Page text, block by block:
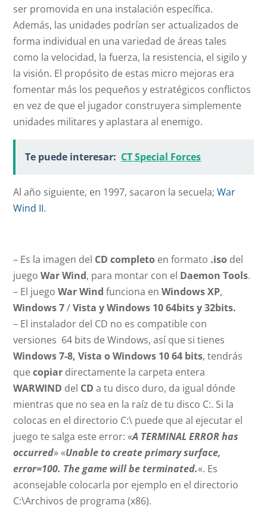
ser promovida en una instalación específica.
Además, las unidades podrían ser actualizados de
forma individual en una variedad de áreas tales
como la velocidad, la fuerza, la resistencia, el sigilo y
la visión. El propósito de estas micro mejoras era
fomentar más los pequeños y estratégicos conflictos
en vez de que el jugador construyera simplemente
unidades militares y aplastara al enemigo.
Te puede interesar: CT Special Forces
Al año siguiente, en 1997, sacaron la secuela;War
Wind II.
– Es la imagen del CD completo en formato .iso del
juegoWar Wind, para montar con el Daemon Tools.
– El juegoWar Wind funciona enWindows XP,
Windows 7/Vista y Windows 10 64bits y 32bits.
– El instalador del CD no es compatible con
versiones 64 bits de Windows, así que si tienes
Windows 7-8, Vista o Windows 10 64 bits, tendrás
quecopiar directamente la carpeta entera
WARWIND del CD a tu disco duro, da igual dónde
mientras que no sea en la raíz de tu disco C:. Si la
colocas en el directorio C:\ puede que al ejecutar el
juego te salga este error: «A TERMINAL ERROR has
occurred» «Unable to create primary surface,
error=100. The game will be terminated.«. Es
aconsejable colocarla por ejemplo en el directorio
C:\Archivos de programa (x86).